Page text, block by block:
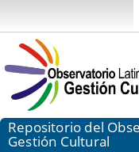
Repositorio del
Gestión Cultural